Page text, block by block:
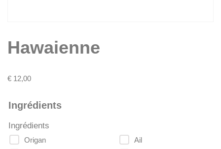
Hawaienne
€ 12,00
Ingrédients
Ingrédients
Origan
Ail